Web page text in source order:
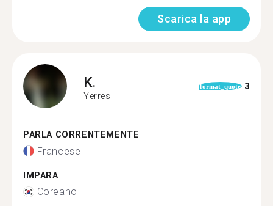
Scarica la app
K.
Yerres
format_quote 3
PARLA CORRENTEMENTE
Francese
IMPARA
Coreano